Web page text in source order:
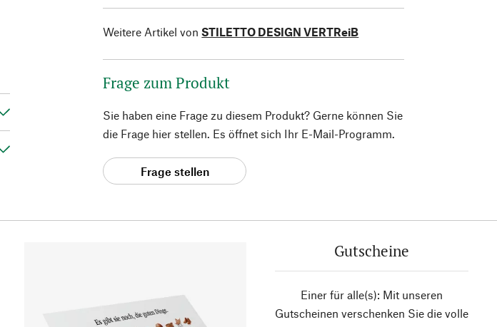
Weitere Artikel von STILETTO DESIGN VERTReiB
Frage zum Produkt
Sie haben eine Frage zu diesem Produkt? Gerne können Sie
die Frage hier stellen. Es öffnet sich Ihr E-Mail-Programm.
Frage stellen
Gutscheine
Einer für alle(s): Mit unseren
Gutscheinen verschenken Sie die volle